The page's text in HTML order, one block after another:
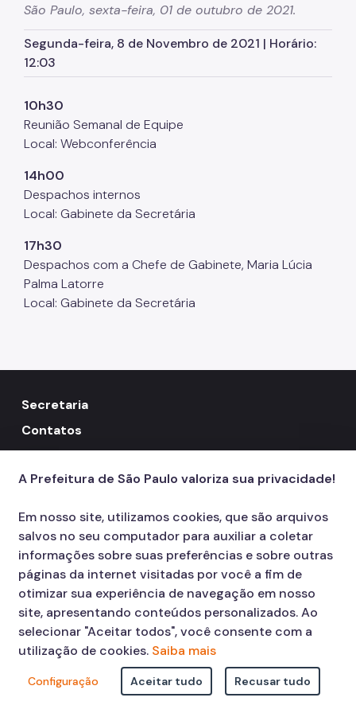
Órgãos colegiados da SMJ
Procuradoria Geral
Legislação Municipal
Notícias
São Paulo, sexta-feira, 01 de outubro de 2021.
Segunda-feira, 8 de Novembro de 2021 | Horário:
12:03
10h30
Reunião Semanal de Equipe
Local: Webconferência
14h00
Despachos internos
Local: Gabinete da Secretária
17h30
Despachos com a Chefe de Gabinete, Maria Lúcia
Palma Latorre
Local: Gabinete da Secretária
Secretaria
Contatos
156
© COPYRIGHT 2026,
Prefeitura Municipal de São Paulo Viaduto do Cha,
15 - Centro - CEP: 01002-020
A Prefeitura de São Paulo valoriza sua privacidade!
Em nosso site, utilizamos cookies, que são arquivos
salvos no seu computador para auxiliar a coletar
informações sobre suas preferências e sobre outras
páginas da internet visitadas por você a fim de
otimizar sua experiência de navegação em nosso
site, apresentando conteúdos personalizados. Ao
selecionar "Aceitar todos", você consente com a
utilização de cookies. Saiba mais
Configuração Aceitar tudo Recusar tudo